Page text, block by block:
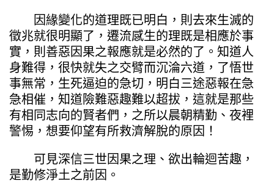
因緣變化的道理既已明白，則去來生滅的
徵兆就很明顯了，遷流感生的理既是相應於事
實，則善惡因果之報應就是必然的了。知道人
身難得，很快就失之交臂而沉淪六道，了悟世
事無常，生死逼迫的急切，明白三途惡報在急
急相催，知道險難惡趣難以超拔，這就是那些
有相同志向的賢者們，之所以晨朝精勤、夜裡
警惕，想要仰望有所救濟解脫的原因！
可見深信三世因果之理、欲出輪迴苦趣，
是勤修淨土之前因。